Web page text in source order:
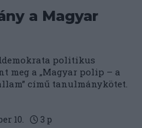
a Magyar
politikus
meg a „Magyar polip – a
című tanulmánykötet.
10. 3 p